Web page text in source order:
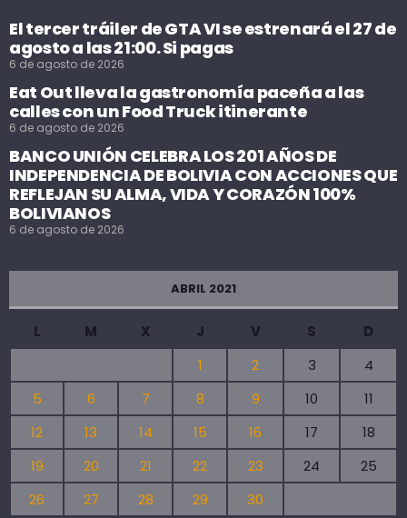
El tercer tráiler de GTA VI se estrenará el 27 de
agosto a las 21:00. Si pagas
6 de agosto de 2026
Eat Out lleva la gastronomía paceña a las
calles con un Food Truck itinerante
6 de agosto de 2026
BANCO UNIÓN CELEBRA LOS 201 AÑOS DE
INDEPENDENCIA DE BOLIVIA CON ACCIONES QUE
REFLEJAN SU ALMA, VIDA Y CORAZÓN 100%
BOLIVIANOS
6 de agosto de 2026
ABRIL 2021
L M X J V S
D
1
2 3
4
5
6 7 8 9 10
11
12
13 14 15 16 17
18
19
20 21 22 23 24
25
26
27 28 29
30